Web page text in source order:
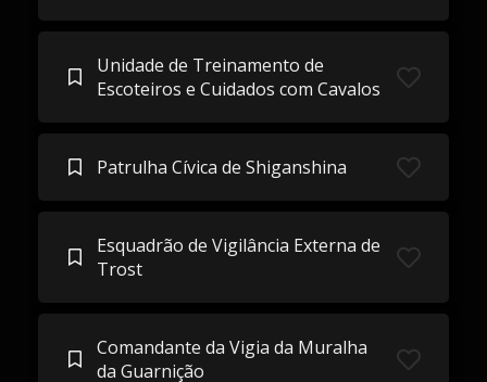
Unidade de Treinamento de
Escoteiros e Cuidados com Cavalos
Patrulha Cívica de Shiganshina
Esquadrão de Vigilância Externa de
Trost
Comandante da Vigia da Muralha
da Guarnição